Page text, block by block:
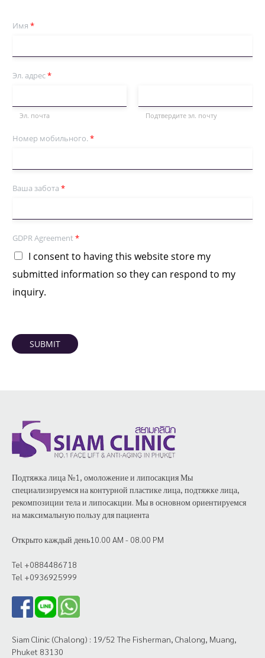
Имя *
Эл. адрес*
Эл. почта Подтвердите эл. почту
Номер мобильного.*
Ваша забота *
GDPR Agreement *
I consent to having this website store my
submitted information so they can respond to my
inquiry.
SUBMIT
Подтяжка лица №1, омоложение и липосакция Мы
специализируемся на контурной пластике лица, подтяжке лица,
рекомпозиции тела и липосакции. Мы в основном ориентируемся
на максимальную пользу для пациента
Открыто каждый день10.00 AM - 08.00 PM
Tel +0884486718
Tel +0936925999
Siam Clinic (Chalong) : 19/52 The Fisherman, Chalong, Muang,
Phuket 83130